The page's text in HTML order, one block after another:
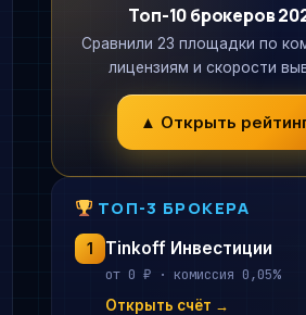
Топ-10 брокеров
Сравнили 23 площадки по
лицензиям и скорости
▲ Открыть
ТОП-3 БРОКЕРА
1 Tinkoff Инвестиции
от 0 ₽ · комиссия 0,05%
Открыть счёт →